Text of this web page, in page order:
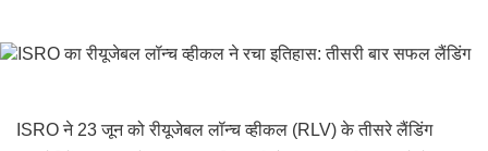
ISRO ने 23 जून को रीयूजेबल लॉन्च व्हीकल (RLV) के तीसरे लैंडिंग